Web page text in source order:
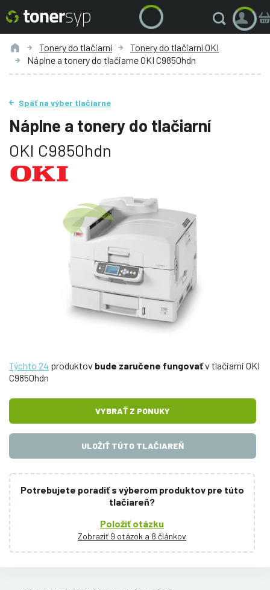
Tonery do tlačiarní
Tonery do tlačiarní OKI
Náplne a tonery do tlačiarne OKI C9850hdn
Späť na výber tlačiarne
Náplne a tonery do tlačiarní
OKI C9850hdn
Týchto 24 produktov bude zaručene fungovaťv tlačiarni OKI
C9850hdn
VYBRAŤ Z PONUKY
ULOŽIŤ TÚTO TLAČIAREŇ
Potrebujete poradiť s výberom produktov pre túto
tlačiareň?
Položiť otázku
Zobraziť 9 otázok a 8 článkov